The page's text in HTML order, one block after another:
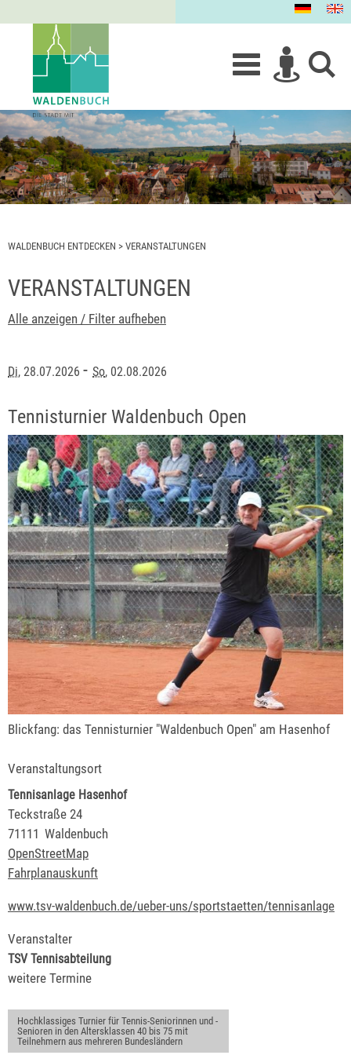
WALDENBUCH ENTDECKEN > VERANSTALTUNGEN
VERANSTALTUNGEN
Alle anzeigen / Filter aufheben
Di, 28.07.2026 - So, 02.08.2026
Tennisturnier Waldenbuch Open
Blickfang: das Tennisturnier "Waldenbuch Open" am Hasenhof
Veranstaltungsort
Tennisanlage Hasenhof
Teckstraße 24
71111 Waldenbuch
OpenStreetMap
Fahrplanauskunft
www.tsv-waldenbuch.de/ueber-uns/sportstaetten/tennisanlage
Veranstalter
TSV Tennisabteilung
weitere Termine
Hochklassiges Turnier für Tennis-Seniorinnen und -
Senioren in den Altersklassen 40 bis 75 mit
Teilnehmern aus mehreren Bundesländern